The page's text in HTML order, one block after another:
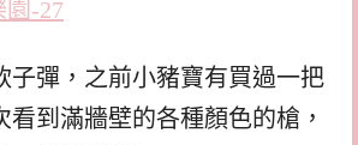
子彈，之前小豬寶有買過一把
看到滿牆壁的各種顏色的槍，